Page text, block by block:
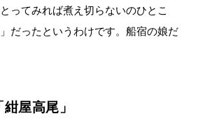
ってみれば煮え切らないのひとこ
だったというわけです。船宿の娘だ
屋高尾」